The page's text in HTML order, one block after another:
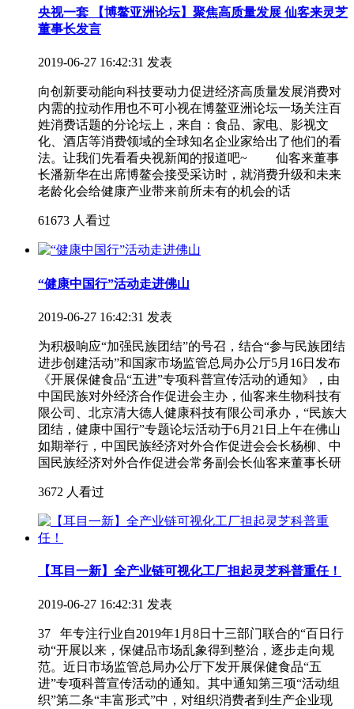
央视一套 【博鳌亚洲论坛】聚焦高质量发展 仙客来灵芝
董事长发言
2019-06-27 16:42:31 发表
向创新要动能向科技要动力促进经济高质量发展消费对
内需的拉动作用也不可小视在博鳌亚洲论坛一场关注百
姓消费话题的分论坛上，来自：食品、家电、影视文
化、酒店等消费领域的全球知名企业家给出了他们的看
法。让我们先看看央视新闻的报道吧~ 仙客来董事
长潘新华在出席博鳌会接受采访时，就消费升级和未来
老龄化会给健康产业带来前所未有的机会的话
61673 人看过
“健康中国行”活动走进佛山
2019-06-27 16:42:31 发表
为积极响应“加强民族团结”的号召，结合“参与民族团结
进步创建活动”和国家市场监管总局办公厅5月16日发布
《开展保健食品“五进”专项科普宣传活动的通知》，由
中国民族对外经济合作促进会主办，仙客来生物科技有
限公司、北京清大德人健康科技有限公司承办，“民族大
团结，健康中国行”专题论坛活动于6月21日上午在佛山
如期举行，中国民族经济对外合作促进会会长杨柳、中
国民族经济对外合作促进会常务副会长仙客来董事长研
3672 人看过
【耳目一新】全产业链可视化工厂担起灵芝科普重任！
2019-06-27 16:42:31 发表
37 年专注行业自2019年1月8日十三部门联合的“百日行
动“开展以来，保健品市场乱象得到整治，逐步走向规
范。近日市场监管总局办公厅下发开展保健食品“五
进”专项科普宣传活动的通知。其中通知第三项“活动组
织”第二条“丰富形式”中，对组织消费者到生产企业现